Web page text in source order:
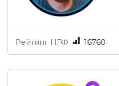
Рейтинг НГФ 16760